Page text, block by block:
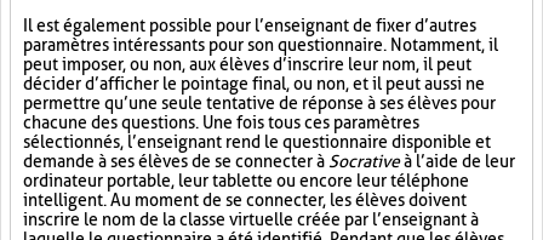
Il est également possible pour l’enseignant de fixer d’autres
paramètres intéressants pour son questionnaire. Notamment, il
peut imposer, ou non, aux élèves d’inscrire leur nom, il peut
décider d’afficher le pointage final, ou non, et il peut aussi ne
permettre qu’une seule tentative de réponse à ses élèves pour
chacune des questions. Une fois tous ces paramètres
sélectionnés, l’enseignant rend le questionnaire disponible et
demande à ses élèves de se connecter à Socrativeà l’aide de leur
ordinateur portable, leur tablette ou encore leur téléphone
intelligent. Au moment de se connecter, les élèves doivent
inscrire le nom de la classe virtuelle créée par l’enseignant à